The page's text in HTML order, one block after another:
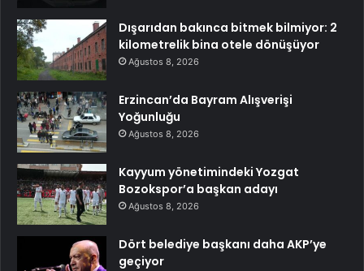
Dışarıdan bakınca bitmek bilmiyor: 2
kilometrelik bina otele dönüşüyor
Ağustos 8, 2026
Erzincan’da Bayram Alışverişi
Yoğunluğu
Ağustos 8, 2026
Kayyum yönetimindeki Yozgat
Bozokspor’a başkan adayı
Ağustos 8, 2026
Dört belediye başkanı daha AKP’ye
geçiyor